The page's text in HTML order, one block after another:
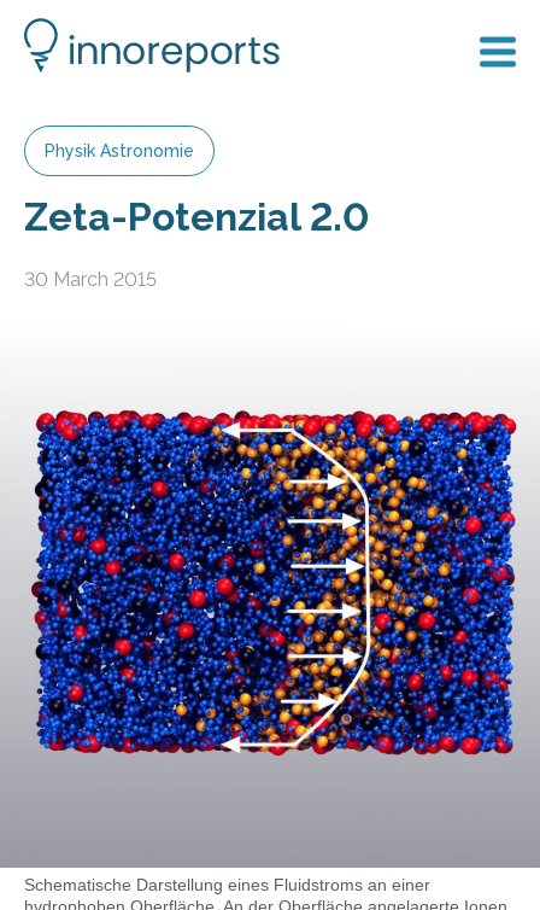
Physik Astronomie
Zeta-Potenzial 2.0
30 March 2015
Schematische Darstellung eines Fluidstroms an einer